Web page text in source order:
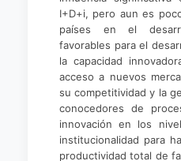
I+D+i, pero aun es
países en el
favorables para el
la capacidad
acceso a nuevos
su competitividad y la
conocedores de
innovación en los
institucionalidad para
productividad total de